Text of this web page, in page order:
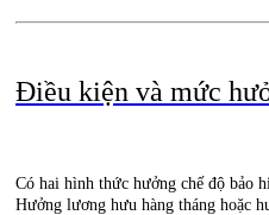
Điều kiện và mức
Có hai hình thức hưởng chế độ bảo
Hưởng lương hưu hàng tháng hoặc